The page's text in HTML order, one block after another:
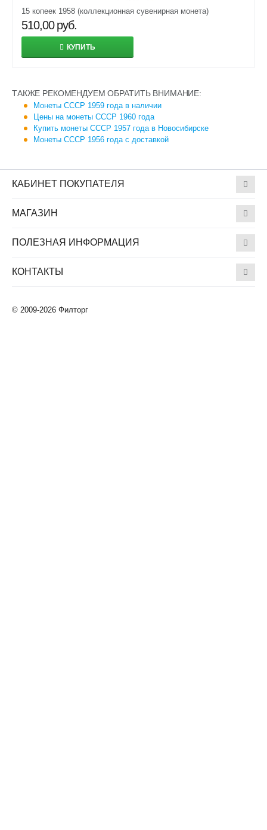
15 копеек 1958 (коллекционная сувенирная монета)
510,00 руб.
КУПИТЬ
ТАКЖЕ РЕКОМЕНДУЕМ ОБРАТИТЬ ВНИМАНИЕ:
Монеты СССР 1959 года в наличии
Цены на монеты СССР 1960 года
Купить монеты СССР 1957 года в Новосибирске
Монеты СССР 1956 года с доставкой
КАБИНЕТ ПОКУПАТЕЛЯ
МАГАЗИН
ПОЛЕЗНАЯ ИНФОРМАЦИЯ
КОНТАКТЫ
© 2009-2026 Филторг